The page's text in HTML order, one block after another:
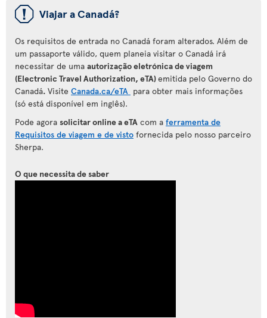
ü Viajar a Canadá?
Os requisitos de entrada no Canadá foram alterados. Além de
um passaporte válido, quem planeia visitar o Canadá irá
necessitar de uma autorização eletrónica de viagem
(Electronic Travel Authorization, eTA)emitida pelo Governo do
Canadá. Visite Canada.ca/eTA para obter mais informações
(só está disponível em inglês).
Pode agora solicitar online a eTA com a ferramenta de
Requisitos de viagem e de visto fornecida pelo nosso parceiro
Sherpa.
O que necessita de saber